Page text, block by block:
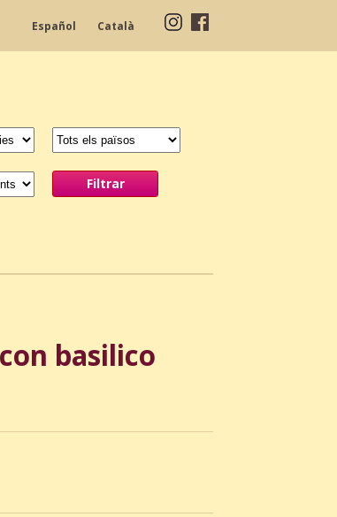
Español Català
basilico